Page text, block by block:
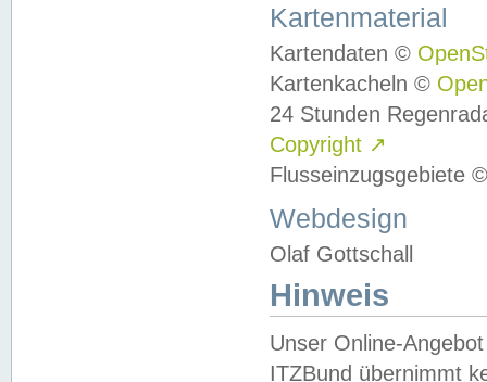
Kartenmaterial
Kartendaten ©
Kartenkacheln ©
24 Stunden
Copyright ↗
Flusseinzugsgebiete
Webdesign
Olaf Gottschall
Hinweis
Unser Online-
ITZBund übernimmt